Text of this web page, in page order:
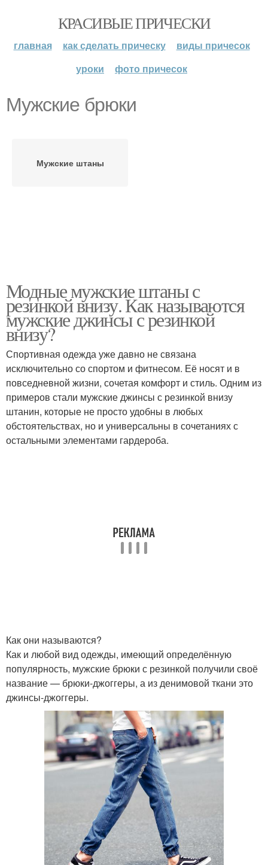
КРАСИВЫЕ ПРИЧЕСКИ
главная как сделать прическу
виды причесок
уроки
фото причесок
Мужские брюки
Мужские штаны
Модные мужские штаны с
резинкой внизу. Как называются
мужские джинсы с резинкой
внизу?
Спортивная одежда уже давно не связана
исключительно со спортом и фитнесом. Её носят и в
повседневной жизни, сочетая комфорт и стиль. Одним из
примеров стали мужские джинсы с резинкой внизу
штанин, которые не просто удобны в любых
обстоятельствах, но и универсальны в сочетаниях с
остальными элементами гардероба.
Как они называются?
Как и любой вид одежды, имеющий определённую
популярность, мужские брюки с резинкой получили своё
название — брюки-джоггеры, а из денимовой ткани это
джинсы-джоггеры.